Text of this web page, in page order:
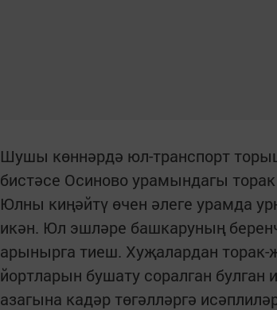
Шушы көннәрдә юл-транспорт
бистәсе Осиново урамындагы
Юлны киңәйтү өчен әлеге урамда
икән. Юл эшләре башкаруның
арынырга тиеш. Хуҗалардан торак-
йортларын бушату соралган
азагына кадәр төгәлләргә